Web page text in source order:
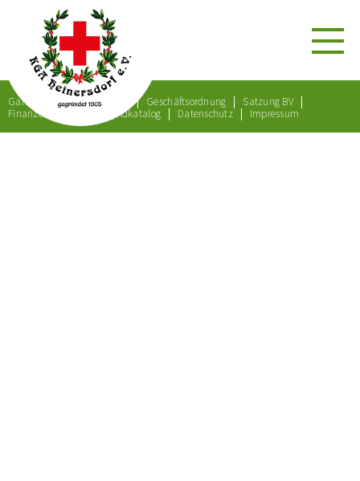
Gartenordnung Satzung Geschäftsordnung
Satzung BV
Finanzordnung
Bußgeldkatalog Datenschutz Impressum